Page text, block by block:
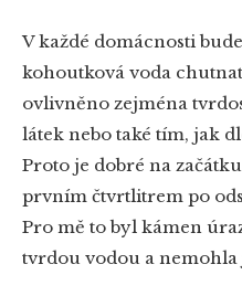
V každé domácnosti
kohoutková voda
ovlivněno zejména
látek nebo také tím, jak
Proto je dobré na
prvním čtvrtlitrem po
Pro mě to byl kámen
tvrdou vodou a